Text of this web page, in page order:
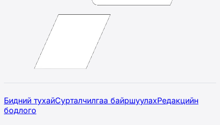
Бидний тухайСурталчилгаа байршуулахРедакцийн
бодлого